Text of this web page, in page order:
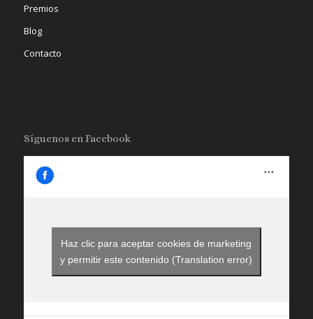
Premios
Blog
Contacto
Síguenos en Facebook
Haz clic para aceptar cookies de marketing
y permitir este contenido (Translation error)